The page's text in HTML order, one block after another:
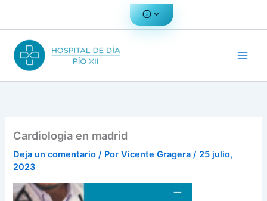
Cardiologia en madrid
Deja un comentario / PorVicente Gragera/ 25 julio,
2023